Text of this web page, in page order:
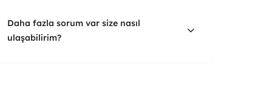
Daha fazla sorum var size nasıl
ulaşabilirim?